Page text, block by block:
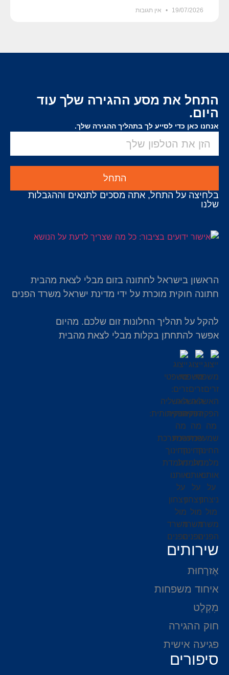
19/07/2026 אין תגובות
התחל את מסע ההגירה שלך עוד
היום.
אנחנו כאן כדי לסייע לך בתהליך ההגירה שלך.
התחל
בלחיצה על התחל, אתה מסכים לתנאים וההגבלות
שלנו
הראשון בישראל לחתונה בזום מבלי לצאת מהבית
חתונה חוקית מוכרת על ידי מדינת ישראל משרד הפנים
להקל על תהליך החלונות זום שלכם. מהיום
אפשר להתחתן בקלות מבלי לצאת מהבית
שירותים
אֶזרָחוּת
איחוד משפחות
מִקְלָט
חוק ההגירה
פגיעה אישית
סיפורים